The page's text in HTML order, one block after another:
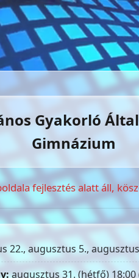
Gyakorló
Gimnázium
fejlesztés alatt áll,
22., augusztus 5.,
augusztus 31. (hétfő) 18:00